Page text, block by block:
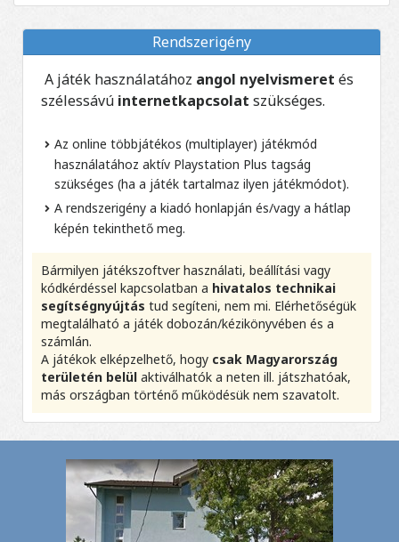
Rendszerigény
A játék használatához angol nyelvismeret és
szélessávú internetkapcsolat szükséges.
Az online többjátékos (multiplayer) játékmód
használatához aktív Playstation Plus tagság
szükséges (ha a játék tartalmaz ilyen játékmódot).
A rendszerigény a kiadó honlapján és/vagy a hátlap
képén tekinthető meg.
Bármilyen játékszoftver használati, beállítási vagy
kódkérdéssel kapcsolatban a hivatalos technikai
segítségnyújtás tud segíteni, nem mi. Elérhetőségük
megtalálható a játék dobozán/kézikönyvében és a
számlán.
A játékok elképzelhető, hogy csak Magyarország
területén belül aktiválhatók a neten ill. játszhatóak,
más országban történő működésük nem szavatolt.